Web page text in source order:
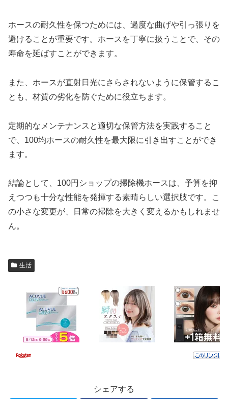
ホースの耐久性を保つためには、過度な曲げや引っ張りを
避けることが重要です。ホースを丁寧に扱うことで、その
寿命を延ばすことができます。
また、ホースが直射日光にさらされないように保管するこ
とも、材質の劣化を防ぐために役立ちます。
定期的なメンテナンスと適切な保管方法を実践すること
で、100均ホースの耐久性を最大限に引き出すことができ
ます。
結論として、100円ショップの掃除機ホースは、予算を抑
えつつも十分な性能を発揮する素晴らしい選択肢です。こ
の小さな変更が、日常の掃除を大きく変えるかもしれませ
ん。
生活
シェアする